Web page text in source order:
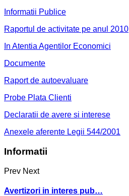
Informatii Publice
Raportul de activitate pe anul 2010
In Atentia Agentilor Economici
Documente
Raport de autoevaluare
Probe Plata Clienti
Declaratii de avere si interese
Anexele aferente Legii 544/2001
Informatii
Prev Next
Avertizori in interes pub…